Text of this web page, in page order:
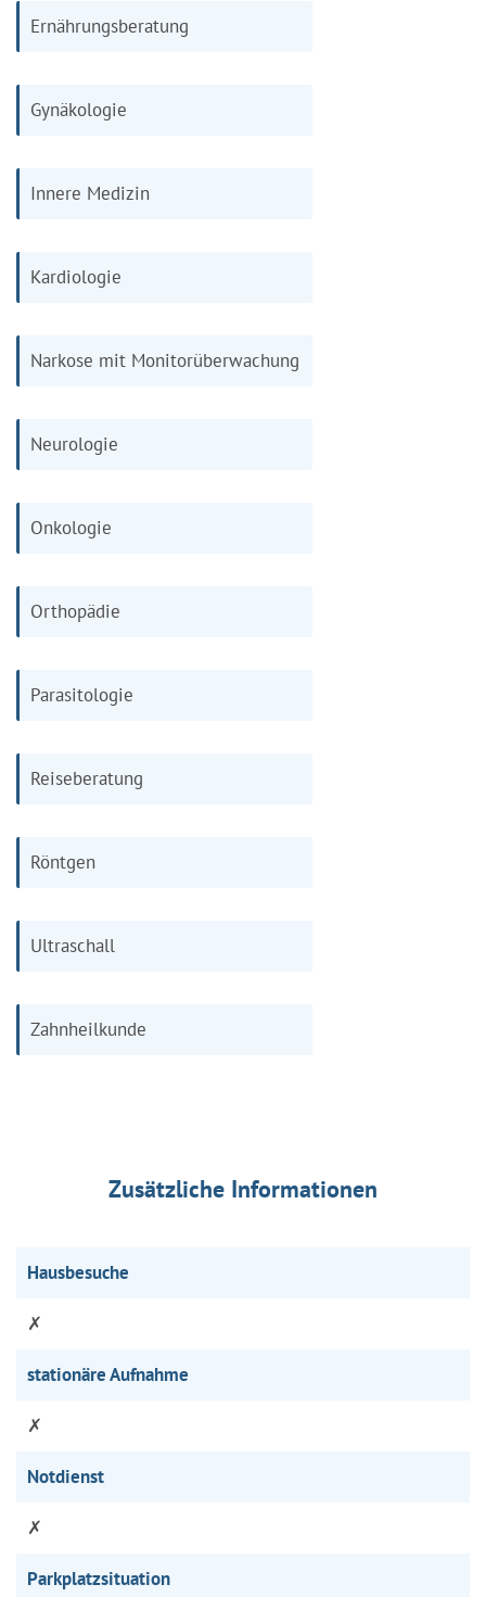
Ernährungsberatung
Gynäkologie
Innere Medizin
Kardiologie
Narkose mit Monitorüberwachung
Neurologie
Onkologie
Orthopädie
Parasitologie
Reiseberatung
Röntgen
Ultraschall
Zahnheilkunde
Zusätzliche Informationen
Hausbesuche
✗
stationäre Aufnahme
✗
Notdienst
✗
Parkplatzsituation